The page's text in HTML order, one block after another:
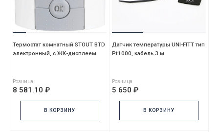
Термостат комнатный STOUT BTD
электронный, с ЖК-дисплеем
Розница
8 581.10 ₽
В КОРЗИНУ
Датчик температуры UNI-FITT тип
Pt1000, кабель 3 м
Розница
5 650 ₽
В КОРЗИНУ